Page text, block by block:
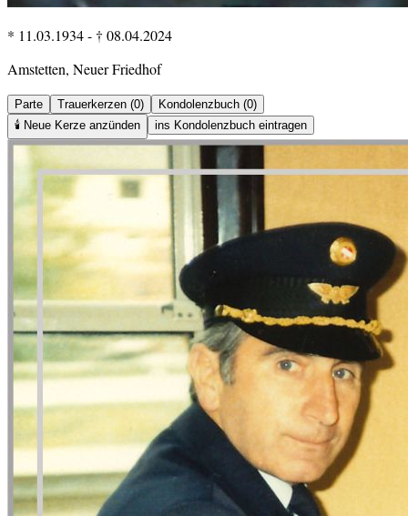
* 11.03.1934- † 08.04.2024
Amstetten, Neuer Friedhof
Parte Trauerkerzen (0)
Kondolenzbuch (0)
🕯️ Neue Kerze anzünden ins Kondolenzbuch eintragen